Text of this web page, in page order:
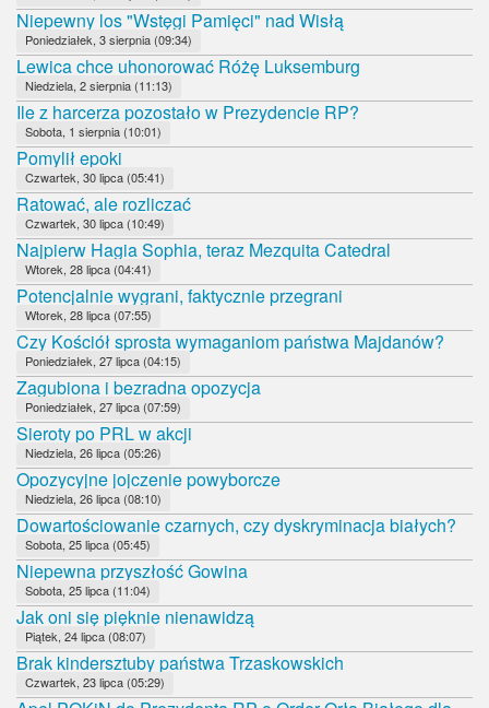
Niepewny los "Wstęgi Pamięci" nad Wisłą
Poniedziałek, 3 sierpnia (09:34)
Lewica chce uhonorować Różę Luksemburg
Niedziela, 2 sierpnia (11:13)
Ile z harcerza pozostało w Prezydencie RP?
Sobota, 1 sierpnia (10:01)
Pomylił epoki
Czwartek, 30 lipca (05:41)
Ratować, ale rozliczać
Czwartek, 30 lipca (10:49)
Najpierw Hagia Sophia, teraz Mezquita Catedral
Wtorek, 28 lipca (04:41)
Potencjalnie wygrani, faktycznie przegrani
Wtorek, 28 lipca (07:55)
Czy Kościół sprosta wymaganiom państwa Majdanów?
Poniedziałek, 27 lipca (04:15)
Zagubiona i bezradna opozycja
Poniedziałek, 27 lipca (07:59)
Sieroty po PRL w akcji
Niedziela, 26 lipca (05:26)
Opozycyjne jojczenie powyborcze
Niedziela, 26 lipca (08:10)
Dowartościowanie czarnych, czy dyskryminacja białych?
Sobota, 25 lipca (05:45)
Niepewna przyszłość Gowina
Sobota, 25 lipca (11:04)
Jak oni się pięknie nienawidzą
Piątek, 24 lipca (08:07)
Brak kindersztuby państwa Trzaskowskich
Czwartek, 23 lipca (05:29)